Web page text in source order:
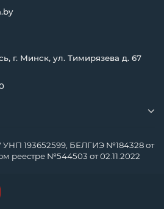
г. Минск, ул. Тимирязева д. 67
193652599, БЕЛГИЭ №184328 от
реестре №544503 от 02.11.2022